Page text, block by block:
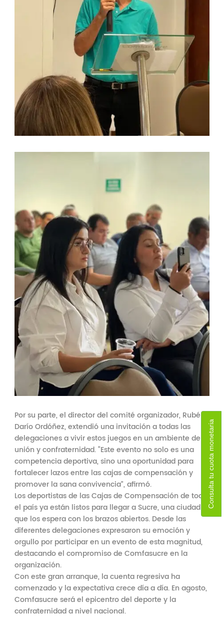
Por su parte, el director del comité organizador, Rubén
Darío Ordóñez, extendió una invitación a todas las
delegaciones a vivir estos juegos en un ambiente de
unión y confraternidad. “Este evento no solo es una
competencia deportiva, sino una oportunidad para
fortalecer lazos entre las cajas de compensación y
promover la sana convivencia”, afirmó.
Los deportistas de las Cajas de Compensación de todo
el país ya están listos para llegar a Sucre, una ciudad
que los espera con los brazos abiertos. Desde las
diferentes delegaciones expresaron su emoción y
orgullo por participar en un evento de esta magnitud,
destacando el compromiso de Comfasucre en la
organización.
Con este gran arranque, la cuenta regresiva ha
comenzado y la expectativa crece día a día. En agosto,
Comfasucre será el epicentro del deporte y la
confraternidad a nivel nacional.
Consulta tu cuota monetaria